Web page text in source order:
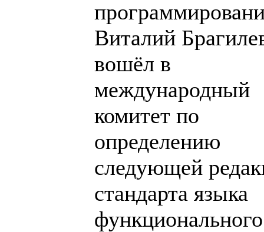
Виталий
вошёл в
международный
комитет по
определению
следующей
стандарта языка
функционального